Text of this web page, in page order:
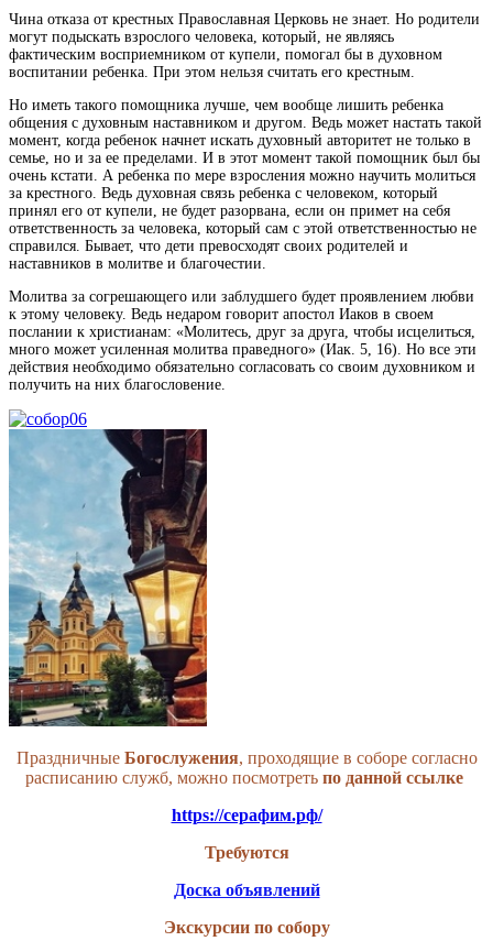
Чина отказа от крестных Православная Церковь не знает. Но родители
могут подыскать взрослого человека, который, не являясь
фактическим восприемником от купели, помогал бы в духовном
воспитании ребенка. При этом нельзя считать его крестным.
Но иметь такого помощника лучше, чем вообще лишить ребенка
общения с духовным наставником и другом. Ведь может настать такой
момент, когда ребенок начнет искать духовный авторитет не только в
семье, но и за ее пределами. И в этот момент такой помощник был бы
очень кстати. А ребенка по мере взросления можно научить молиться
за крестного. Ведь духовная связь ребенка с человеком, который
принял его от купели, не будет разорвана, если он примет на себя
ответственность за человека, который сам с этой ответственностью не
справился. Бывает, что дети превосходят своих родителей и
наставников в молитве и благочестии.
Молитва за согрешающего или заблудшего будет проявлением любви
к этому человеку. Ведь недаром говорит апостол Иаков в своем
послании к христианам: «Молитесь, друг за друга, чтобы исцелиться,
много может усиленная молитва праведного» (Иак. 5, 16). Но все эти
действия необходимо обязательно согласовать со своим духовником и
получить на них благословение.
ПраздничныеБогослужения, проходящие в соборе согласно
расписанию служб, можно посмотреть по данной ссылке
https://серафим.рф/
Требуются
Доска объявлений
Экскурсии по собору